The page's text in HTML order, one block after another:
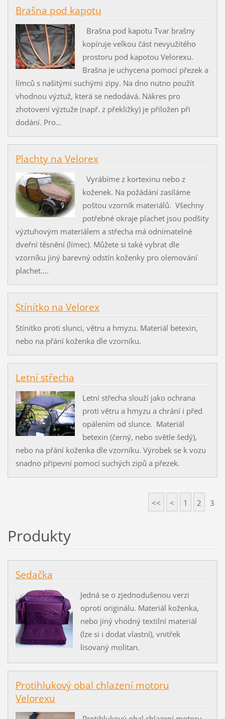
Brašna pod kapotu
Brašna pod kapotu Tvar brašny
kopíruje velkou část nevyužitého
prostoru pod kapotou Velorexu.
Brašna je uchycena pomocí přezek a
límců s našitými suchými zipy. Na dno nutno použít
vhodnou výztuž, která se nedodává. Nákres pro
zhotovení výztuže (např. z překližky) je přiložen při
dodání. Pro...
Plachty na Velorex
Vyrábíme z kortexinu nebo z
koženek. Na požádání zasíláme
poštou vzorník materiálů. Všechny
potřebné okraje plachet jsou podšity
výztuhovým materiálem a střecha má odnímatelné
dveřní těsnění (límec). Můžete si také vybrat dle
vzorníku jiný barevný odstín koženky pro olemování
plachet....
Stínítko na Velorex
Stínítko proti slunci, větru a hmyzu. Materiál betexin,
nebo na přání koženka dle vzorníku.
Letní střecha
Letní střecha slouží jako ochrana
proti větru a hmyzu a chrání i před
opálením od slunce. Materiál
betexin (černý, nebo světle šedý),
nebo na přání koženka dle vzorníku. Výrobek se k vozu
snadno připevní pomocí suchých zipů a přezek.
<< < 1 2 3
Produkty
Sedačka
Jedná se o zjednodušenou verzi
oproti originálu. Materiál koženka,
nebo jiný vhodný textilní materiál
(lze si i dodat vlastní), vnitřek
lisovaný molitan.
Protihlukový obal chlazení motoru
Velorexu